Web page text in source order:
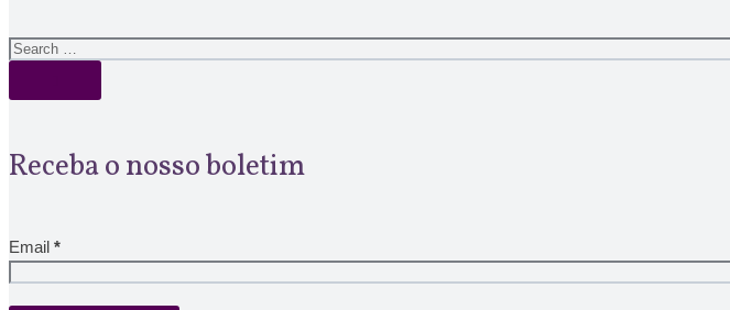
Receba o nosso boletim
Email *